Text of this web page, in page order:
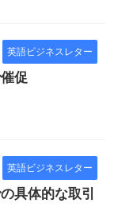
英語ビジネスレター
促
英語ビジネスレター
具体的な取引